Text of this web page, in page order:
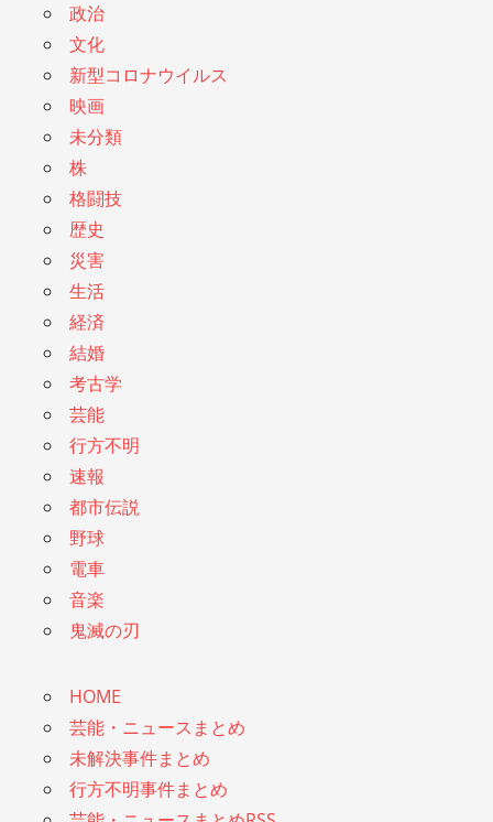
政治
文化
新型コロナウイルス
映画
未分類
株
格闘技
歴史
災害
生活
経済
結婚
考古学
芸能
行方不明
速報
都市伝説
野球
電車
音楽
鬼滅の刃
HOME
芸能・ニュースまとめ
未解決事件まとめ
行方不明事件まとめ